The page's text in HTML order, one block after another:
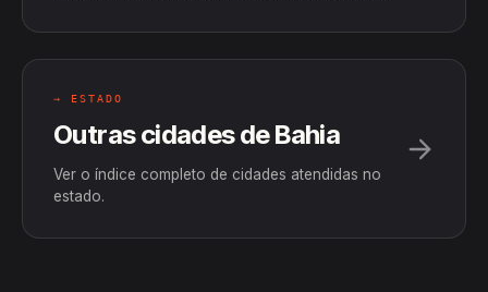
→ ESTADO
Outras cidades de Bahia
Ver o índice completo de cidades atendidas no
estado.